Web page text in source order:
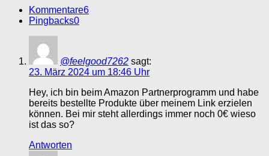
Kommentare6
Pingbacks0
@feelgood7262 sagt:
23. März 2024 um 18:46 Uhr
Hey, ich bin beim Amazon Partnerprogramm und habe
bereits bestellte Produkte über meinem Link erzielen
können. Bei mir steht allerdings immer noch 0€ wieso
ist das so?
Antworten